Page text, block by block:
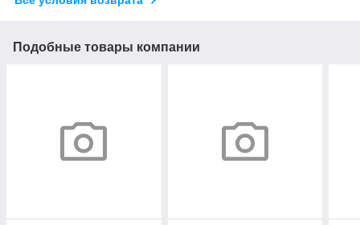
Подобные товары компании